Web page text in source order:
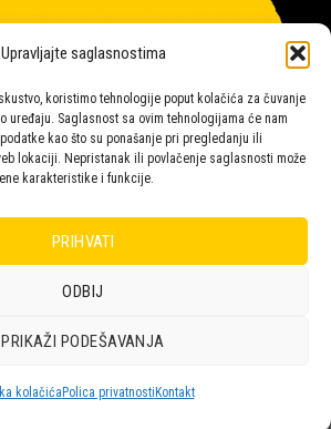
Upravljajte saglasnostima
koristimo tehnologije poput kolačića za čuvanje
uređaju. Saglasnost sa ovim tehnologijama će nam
kao što su ponašanje pri pregledanju ili
lokaciji. Nepristanak ili povlačenje saglasnosti može
karakteristike i funkcije.
PRIHVATI
ODBIJ
PRIKAŽI PODEŠAVANJA
kolačića Polica privatnosti Kontakt
2026 © Malpeza d.o.o.